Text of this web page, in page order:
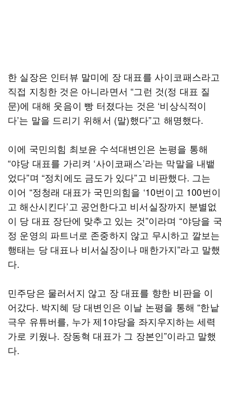
한 실장은 인터뷰 말미에 장 대표를 사이코패스라고
직접 지칭한 것은 아니라면서 “그런 것(정 대표 질
문)에 대해 웃음이 빵 터졌다는 것은 ‘비상식적이
다’는 말을 드리기 위해서 (말)했다”고 해명했다.
이에 국민의힘 최보윤 수석대변인은 논평을 통해
“야당 대표를 가리켜 ‘사이코패스’라는 막말을 내뱉
었다”며 “정치에도 금도가 있다”고 비판했다. 그는
이어 “정청래 대표가 국민의힘을 ‘10번이고 100번이
고 해산시킨다’고 공언한다고 비서실장까지 분별없
이 당 대표 장단에 맞추고 있는 것”이라며 “야당을 국
정 운영의 파트너로 존중하지 않고 무시하고 깔보는
행태는 당 대표나 비서실장이나 매한가지”라고 말했
다.
민주당은 물러서지 않고 장 대표를 향한 비판을 이
어갔다. 박지혜 당 대변인은 이날 논평을 통해 “한낱
극우 유튜버를, 누가 제1야당을 좌지우지하는 세력
가로 키웠나. 장동혁 대표가 그 장본인”이라고 말했
다.